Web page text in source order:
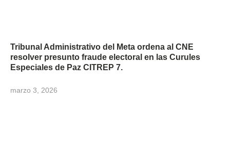
Tribunal Administrativo del Meta ordena al CNE
resolver presunto fraude electoral en las Curules
Especiales de Paz CITREP 7.
marzo 3, 2026